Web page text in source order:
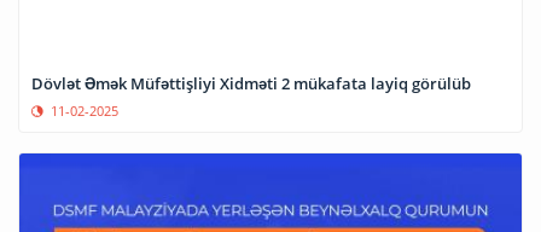
Dövlət Əmək Müfəttişliyi Xidməti 2 mükafata layiq görülüb
11-02-2025